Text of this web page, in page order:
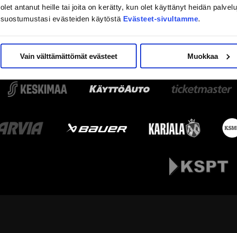
olet antanut heille tai joita on kerätty, kun olet käyttänyt heidän
suostumustasi evästeiden käytöstä Evästeet-sivultamme.
Vain välttämättömät evästeet Muokkaa